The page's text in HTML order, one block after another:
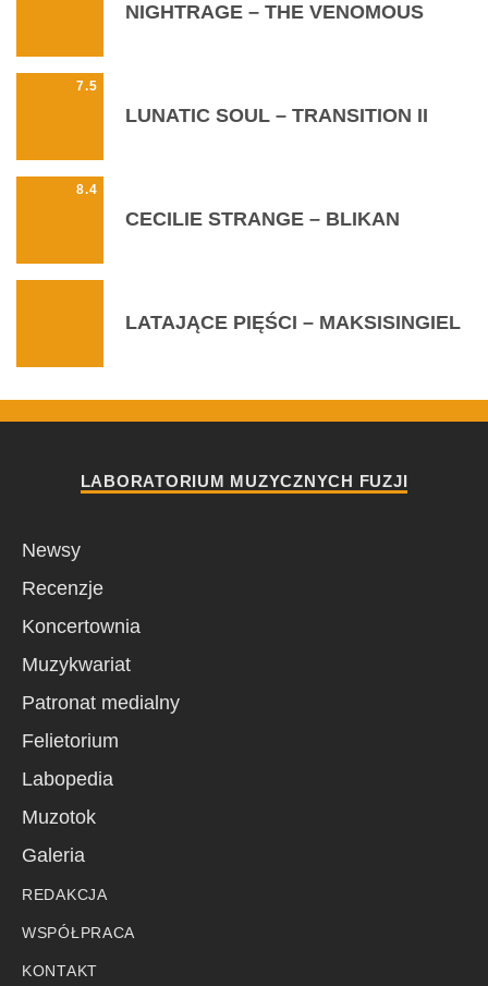
NIGHTRAGE – THE VENOMOUS
7.5
LUNATIC SOUL – TRANSITION II
8.4
CECILIE STRANGE – BLIKAN
LATAJĄCE PIĘŚCI – MAKSISINGIEL
LABORATORIUM MUZYCZNYCH FUZJI
Newsy
Recenzje
Koncertownia
Muzykwariat
Patronat medialny
Felietorium
Labopedia
Muzotok
Galeria
REDAKCJA
WSPÓŁPRACA
KONTAKT